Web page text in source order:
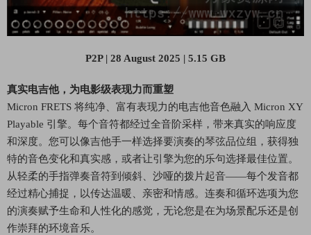
P2P | 28 August 2025 | 5.15 GB
真实电吉他，为电影级表现力而重塑
Micron FRETS 将纯净、富有表现力的电吉他音色融入 Micron XY
Playable 引擎。每个音符都经过全音阶采样，带来真实的响应度
和深度。您可以像吉他手一样选择要演奏的琴弦品位组，获得独
特的音色变化和真实感，或者让引擎为您的乐句选择最佳位置。
从轻柔的手指弹奏音符到倾斜、沙哑的拨片起音——每个发音都
经过精心捕捉，以传达温暖、亲密和情感。连奏和循环选项为您
的演奏赋予生命和人性化的感觉，无论您是在为场景配乐还是创
作崇拜的环境音乐。